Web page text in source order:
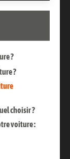
?
?
choisir ?
voiture :